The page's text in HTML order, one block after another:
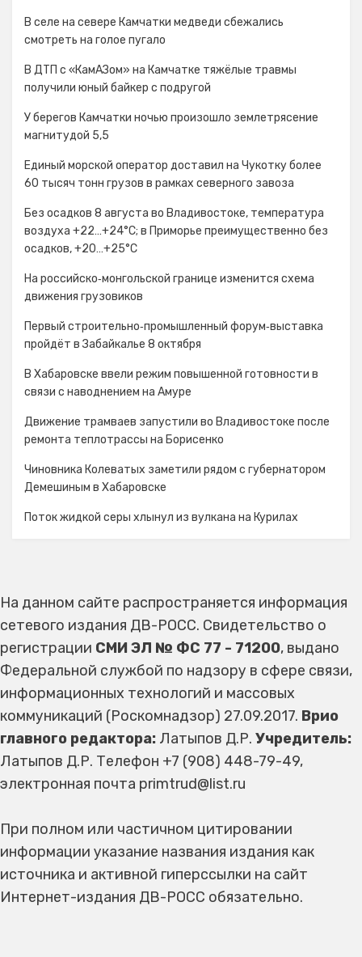
В селе на севере Камчатки медведи сбежались
смотреть на голое пугало
В ДТП с «КамАЗом» на Камчатке тяжёлые травмы
получили юный байкер с подругой
У берегов Камчатки ночью произошло землетрясение
магнитудой 5,5
Единый морской оператор доставил на Чукотку более
60 тысяч тонн грузов в рамках северного завоза
Без осадков 8 августа во Владивостоке, температура
воздуха +22…+24°С; в Приморье преимущественно без
осадков, +20…+25°C
На российско‑монгольской границе изменится схема
движения грузовиков
Первый строительно‑промышленный форум‑выставка
пройдёт в Забайкалье 8 октября
В Хабаровске ввели режим повышенной готовности в
связи с наводнением на Амуре
Движение трамваев запустили во Владивостоке после
ремонта теплотрассы на Борисенко
Чиновника Колеватых заметили рядом с губернатором
Демешиным в Хабаровске
Поток жидкой серы хлынул из вулкана на Курилах
На данном сайте распространяется информация
сетевого издания ДВ-РОСС. Свидетельство о
регистрации СМИ ЭЛ № ФС 77 - 71200, выдано
Федеральной службой по надзору в сфере связи,
информационных технологий и массовых
коммуникаций (Роскомнадзор) 27.09.2017. Врио
главного редактора: Латыпов Д.Р. Учредитель:
Латыпов Д.Р. Телефон +7 (908) 448-79-49,
электронная почта primtrud@list.ru
При полном или частичном цитировании
информации указание названия издания как
источника и активной гиперссылки на сайт
Интернет-издания ДВ-РОСС обязательно.